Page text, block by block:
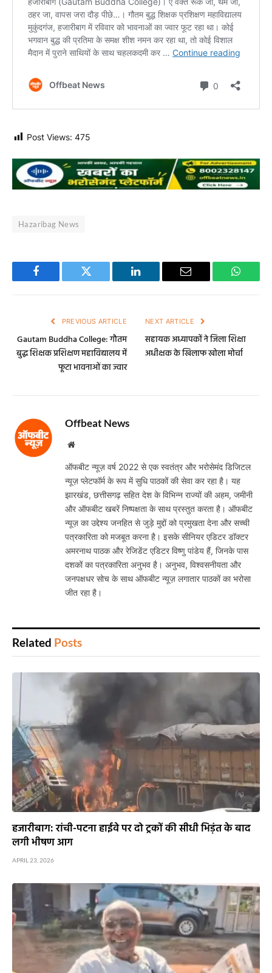
Post Views: 475
Hazaribag News
Facebook Twitter LinkedIn Email
PREVIOUS ARTICLE
Gautam Buddha College: गौतम
बुद्ध शिक्षक प्रशिक्षण महाविद्यालय में
फूटा भावनाओं का ज्वार
NEXT ARTICLE
सहायक अध्यापकों ने जिला शिक्षा
अधीक्षक के खिलाफ खोला मोर्चा
Offbeat News
Website
ऑफबीट न्यूज़ वर्ष 2022 से एक स्वतंत्र और भरोसेमंद डिजिटल
न्यूज़ प्लेटफॉर्म के रूप में सुधि पाठकों की सेवा कर रहा है। यह
झारखंड, छत्तीसगढ़ सहित देश के विभिन्न राज्यों की अहम, जमीनी
और ऑफबीट खबरें निष्पक्षता के साथ प्रस्तुत करता है। ऑफबीट
न्यूज़ का उद्देश्य जनहित से जुड़े मुद्दों को प्रमुखता देना और सच्ची
पत्रकारिता को मजबूत करना है। इसके सीनियर एडिटर डॉक्टर
अमरनाथ पाठक और रेजिडेंट एडिटर विष्णु पांडेय हैं, जिनके पास
दशकों का पत्रकारिता अनुभव है। अनुभव, विश्वसनीयता और
जनपक्षधर सोच के साथ ऑफबीट न्यूज़ लगातार पाठकों का भरोसा
जीत रहा है।
Related Posts
हजारीबाग: रांची-पटना हाईवे पर दो ट्रकों की सीधी भिड़ंत के बाद
लगी भीषण आग
APRIL 23, 2026